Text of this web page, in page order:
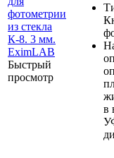
Быстрый
просмотр
в